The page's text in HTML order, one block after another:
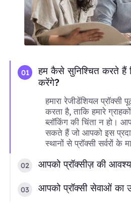
01
हम कैसे सुनिश्चित करते
करेंगे?
हमारा रेजीडेंशियल प्रॉक्सी
करता है, ताकि हमारे
ब्लॉकिंग की चिंता न हो।
सकते हैं जो आपको इस
स्थानों से प्रॉक्सी सर्वरों
02 आपको प्रॉक्सीज़ की
03 आपको प्रॉक्सी सेवाओं का